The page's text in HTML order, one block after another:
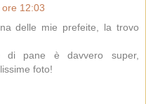
12:03
delle mie prefeite, la trovo
pane è davvero super,
foto!